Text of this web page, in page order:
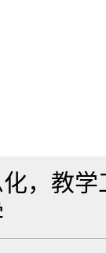
，教学